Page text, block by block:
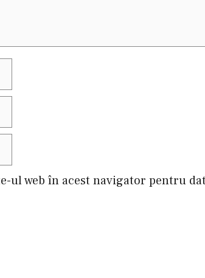
ul web în acest navigator pentru